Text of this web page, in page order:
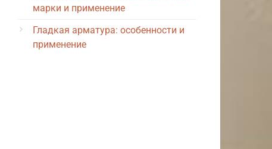
марки и применение
Гладкая арматура: особенности и
применение